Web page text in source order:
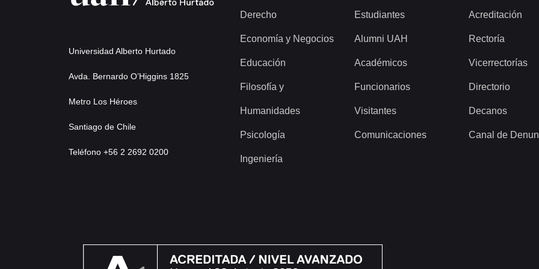
Universidad Alberto Hurtado
Avda. Bernardo O’Higgins 1825
Metro Los Héroes
Santiago de Chile
Teléfono +56 2 2692 0200
Derecho
Economía y Negocios
Educación
Filosofía y
Humanidades
Psicología
Ingeniería
Estudiantes
Alumni UAH
Académicos
Funcionarios
Visitantes
Comunicaciones
Acreditación
Rectoría
Vicerrectorías
Directorio
Decanos
Canal de